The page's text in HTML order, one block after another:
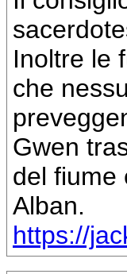
Inoltre le
che
Gwen
del fiume
Alban.
https://